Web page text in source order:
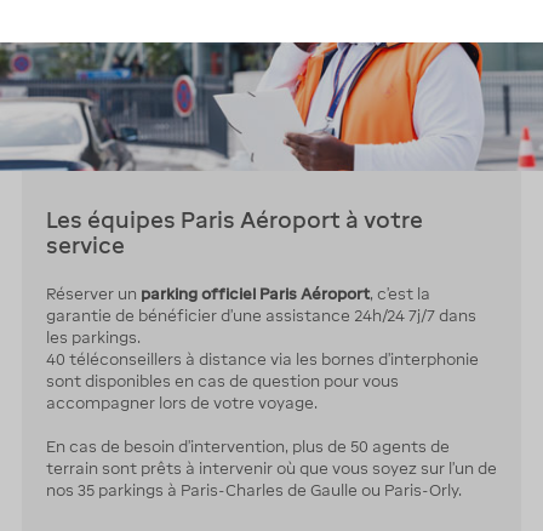
Les équipes Paris Aéroport à votre
service
Réserver un parking officiel Paris Aéroport, c'est la
garantie de bénéficier d'une assistance 24h/24 7j/7 dans
les parkings.
40 téléconseillers à distance via les bornes d'interphonie
sont disponibles en cas de question pour vous
accompagner lors de votre voyage.
En cas de besoin d'intervention, plus de 50 agents de
terrain sont prêts à intervenir où que vous soyez sur l'un de
nos 35 parkings à Paris-Charles de Gaulle ou Paris-Orly.